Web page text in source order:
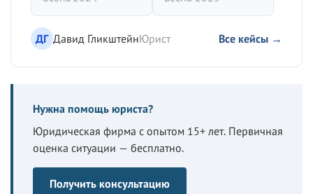
ДГ Давид ГликштейнЮрист Все кейсы →
Нужна помощь юриста?
Юридическая фирма с опытом 15+ лет. Первичная
оценка ситуации — бесплатно.
Получить консультацию